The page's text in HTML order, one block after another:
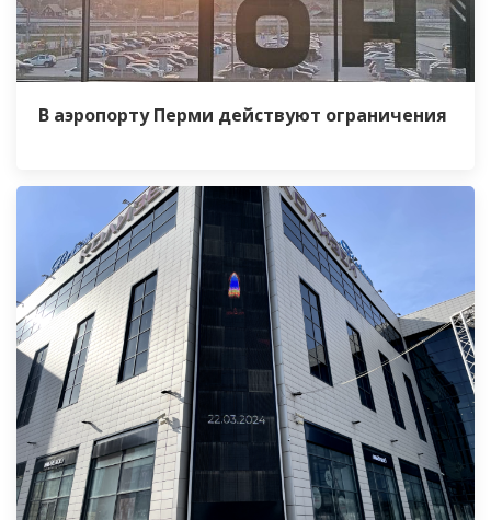
В аэропорту Перми действуют ограничения